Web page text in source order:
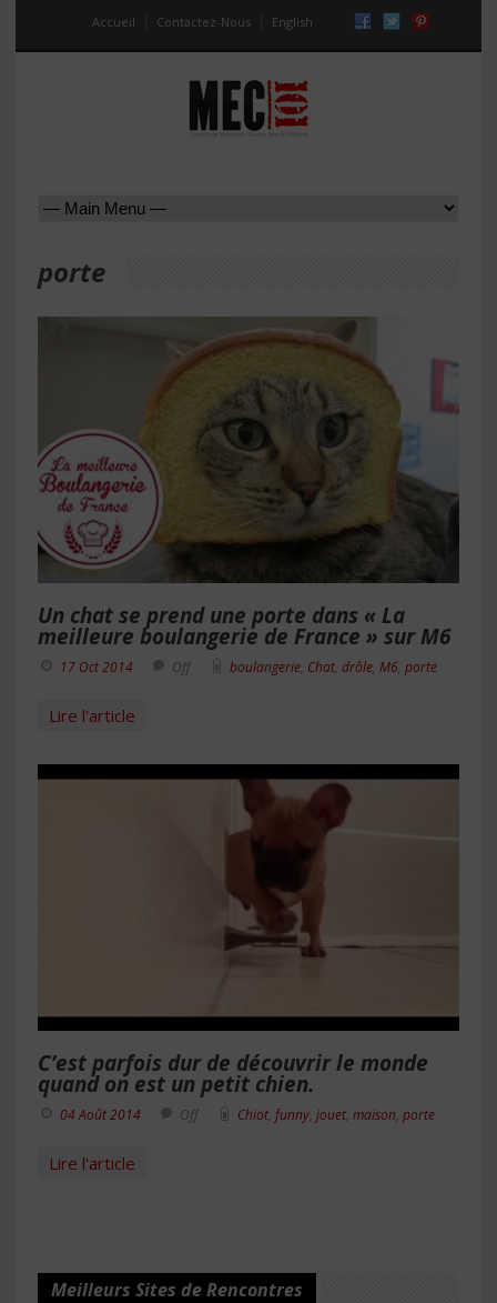
Accueil Contactez-Nous English
porte
Un chat se prend une porte dans « La
meilleure boulangerie de France » sur M6
17 Oct 2014 Off boulangerie Chat drôle M6 porte
Lire l'article
C’est parfois dur de découvrir le monde
quand on est un petit chien.
04 Août 2014 Off Chiot funny jouet maison porte
Lire l'article
Meilleurs Sites de Rencontres